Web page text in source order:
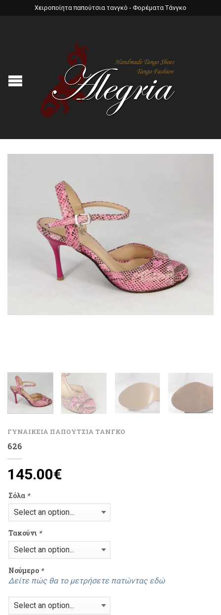
Χειροποίητα παπούτσια τανγκό - Φορέματα Τάνγκο
ΓΥΝΑΙΚΕΙΑ ΠΑΠΟΥΤΣΙΑ ΤΑΝΓΚΟ
626
145.00€
Σόλα *
Τακούνι *
Νούμερο *
Δείτε πώς θα το μετρήσετε πατώντας εδώ